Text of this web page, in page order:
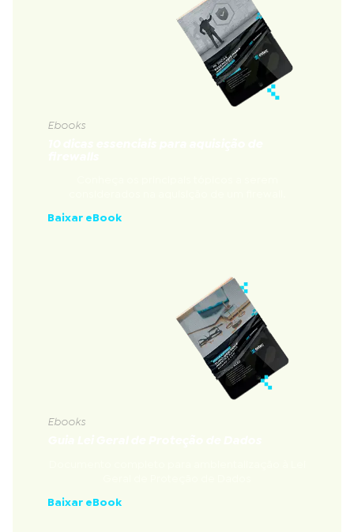
Ebooks
Baixar eBook
Ebooks
Baixar eBook